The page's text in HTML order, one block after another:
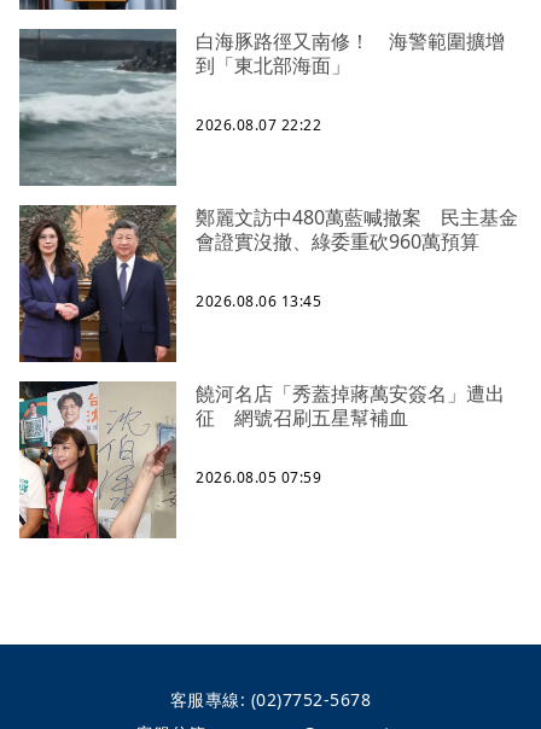
白海豚路徑又南修！ 海警範圍擴增
到「東北部海面」
2026.08.07 22:22
鄭麗文訪中480萬藍喊撤案 民主基金
會證實沒撤、綠委重砍960萬預算
2026.08.06 13:45
饒河名店「秀蓋掉蔣萬安簽名」遭出
征 網號召刷五星幫補血
2026.08.05 07:59
客服專線: (02)7752-5678